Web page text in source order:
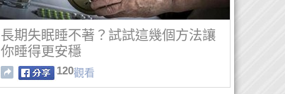
長期失眠睡不著？試試這幾個方法讓
你睡得更安穩
120觀看